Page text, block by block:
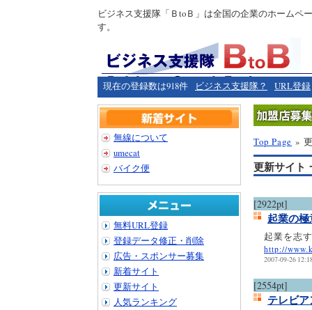
ビジネス支援隊「ＢtoＢ」は全国の企業のホームペ
す。
現在の登録数は918件 ビジネス支援隊？ URL登録
Top Page »
更新サイト
[2922pt]
起業の
起業を志
http://
2007-09-26
[2554pt]
テレビ
無線について
umecat
バイク便
無料URL登録
登録データ修正・削除
広告・スポンサー募集
新着サイト
更新サイト
人気ランキング